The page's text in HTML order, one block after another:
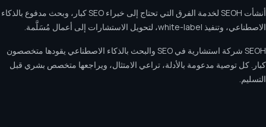
أنشأت SEOH لخدمة الفرق التي تحتاج إلى خبراء SEO كبار، وبحث مدفوع بالذكاء
الاصطناعي، وتنفيذ white-label، لتحويل الاستشارات إلى أعمال مُسَلَّمة.
SEOH شركة استشارية في SEO والبحث بالذكاء الاصطناعي يقودها متخصصون
كبار. كل توصية مدعومة بالأدلة، تراعي الامتثال، ويراجعها متخصص بشري قبل
التسليم.